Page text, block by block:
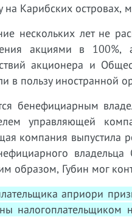
на Карибских островах,
нескольких лет не
акциями в 100%,
акционера и
в пользу иностранной
бенефициарным
управляющей
компания выпустила
образом, Губин мог
априори